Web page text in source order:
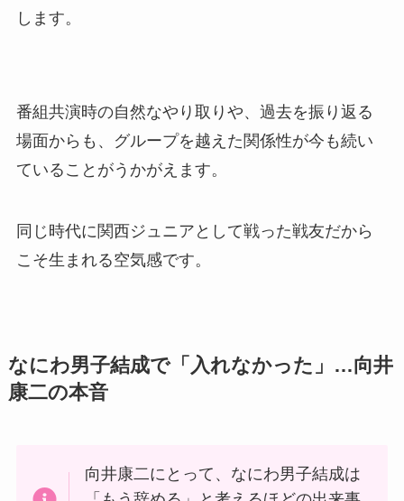
します。
番組共演時の自然なやり取りや、過去を振り返る
場面からも、グループを越えた関係性が今も続い
ていることがうかがえます。
同じ時代に関西ジュニアとして戦った戦友だから
こそ生まれる空気感です。
なにわ男子結成で「入れなかった」…向井
康二の本音
向井康二にとって、なにわ男子結成は